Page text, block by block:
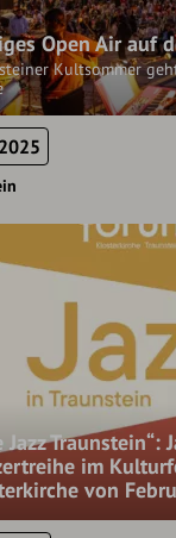
Open Air auf
Kultsommer
Jazz Traunstein“:
im
von